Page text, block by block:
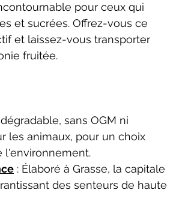
pour ceux qui
et sucrées. Offrez-vous ce
et laissez-vous transporter
fruitée.
sans OGM ni
les animaux, pour un choix
l'environnement.
: Élaboré à Grasse, la capitale
des senteurs de haute